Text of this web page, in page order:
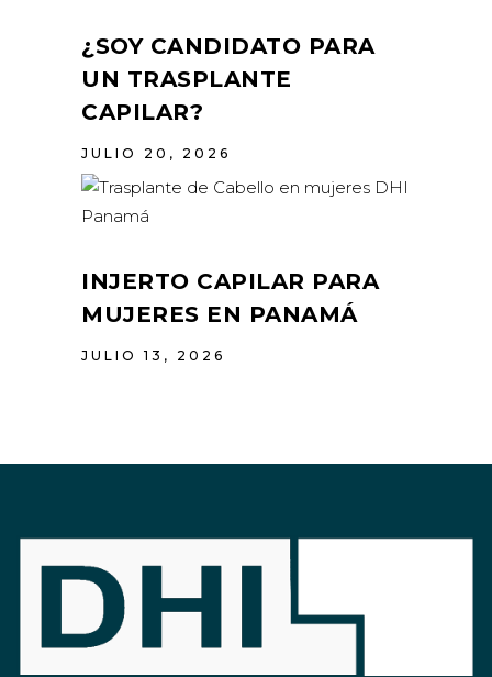
¿SOY CANDIDATO PARA
UN TRASPLANTE
CAPILAR?
JULIO 20, 2026
INJERTO CAPILAR PARA
MUJERES EN PANAMÁ
JULIO 13, 2026